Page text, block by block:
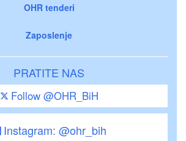
OHR tenderi
Zaposlenje
PRATITE NAS
Follow @OHR_BiH
Instagram: @ohr_bih